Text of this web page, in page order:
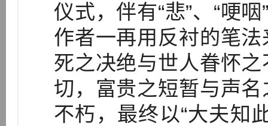
仪式，伴有“悲”、“哽
作者一再用反衬的笔
死之决绝与世人眷怀
切，富贵之短暂与声
不朽，最终以“大夫知